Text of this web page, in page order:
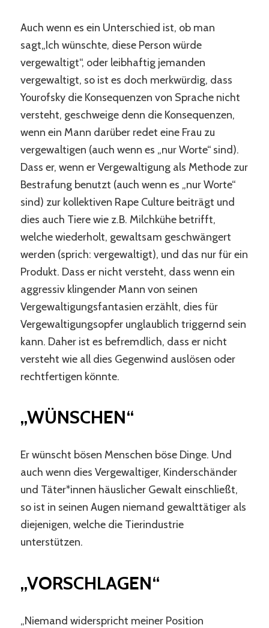
Auch wenn es ein Unterschied ist, ob man
sagt„Ich wünschte, diese Person würde
vergewaltigt“, oder leibhaftig jemanden
vergewaltigt, so ist es doch merkwürdig, dass
Yourofsky die Konsequenzen von Sprache nicht
versteht, geschweige denn die Konsequenzen,
wenn ein Mann darüber redet eine Frau zu
vergewaltigen (auch wenn es „nur Worte“ sind).
Dass er, wenn er Vergewaltigung als Methode zur
Bestrafung benutzt (auch wenn es „nur Worte“
sind) zur kollektiven Rape Culture beiträgt und
dies auch Tiere wie z.B. Milchkühe betrifft,
welche wiederholt, gewaltsam geschwängert
werden (sprich: vergewaltigt), und das nur für ein
Produkt. Dass er nicht versteht, dass wenn ein
aggressiv klingender Mann von seinen
Vergewaltigungsfantasien erzählt, dies für
Vergewaltigungsopfer unglaublich triggernd sein
kann. Daher ist es befremdlich, dass er nicht
versteht wie all dies Gegenwind auslösen oder
rechtfertigen könnte.
„WÜNSCHEN“
Er wünscht bösen Menschen böse Dinge. Und
auch wenn dies Vergewaltiger, Kinderschänder
und Täter*innen häuslicher Gewalt einschließt,
so ist in seinen Augen niemand gewalttätiger als
diejenigen, welche die Tierindustrie
unterstützen.
„VORSCHLAGEN“
„Niemand widerspricht meiner Position